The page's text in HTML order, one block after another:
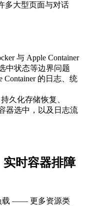
多大型页面与对话
与 Apple Container
中状态等边界问题
Container 的日志、统
久化存储恢复、
器选中，以及日志流
实时容器排障
载 —— 更多资源类